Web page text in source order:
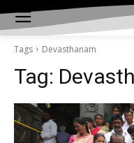
Tags Devasthanam
Tag: